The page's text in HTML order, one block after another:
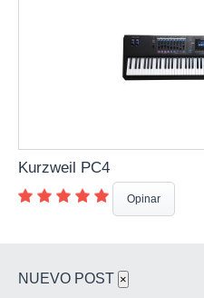
Kurzweil PC4
Opinar
NUEVO POST ×